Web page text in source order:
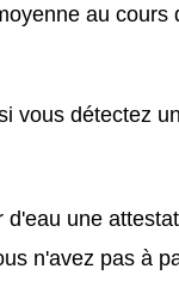
au cours
vous détectez
une
n'avez pas à